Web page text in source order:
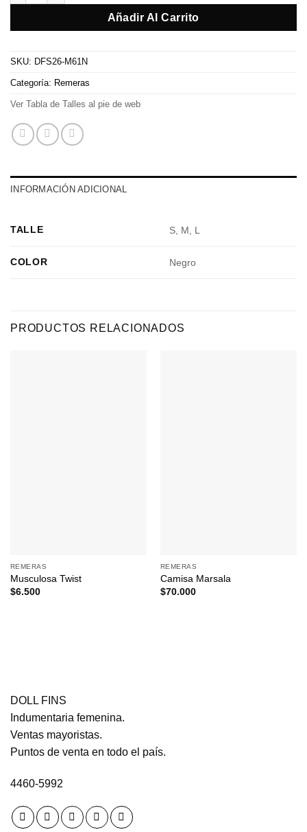
Añadir Al Carrito
SKU: DFS26-M61N
Categoría: Remeras
Ver Tabla de Talles al pie de web
INFORMACIÓN ADICIONAL
TALLE S, M, L
COLOR Negro
PRODUCTOS RELACIONADOS
REMERAS
Musculosa Twist
$6.500
REMERAS
Camisa Marsala
$70.000
DOLL FINS
Indumentaria femenina.
Ventas mayoristas.
Puntos de venta en todo el país.
4460-5992